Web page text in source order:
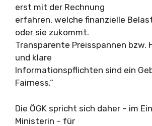
erst mit der Rechnung
erfahren, welche finanzielle
oder sie zukommt.
Transparente Preisspannen bzw.
und klare
Informationspflichten sind ein
Fairness.“
Die ÖGK spricht sich daher – im
Ministerin – für